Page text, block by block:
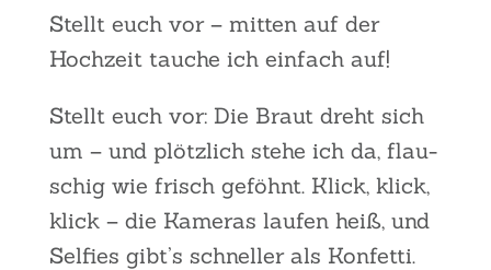
Stellt euch vor – mit­ten auf der
Hoch­zeit tau­che ich ein­fach auf!
Stellt euch vor: Die Braut dreht sich
um – und plötz­lich ste­he ich da, flau­
schig wie frisch geföhnt. Klick, klick,
klick – die Kame­ras lau­fen heiß, und
Sel­fies gibt’s schnel­ler als Kon­fet­ti.